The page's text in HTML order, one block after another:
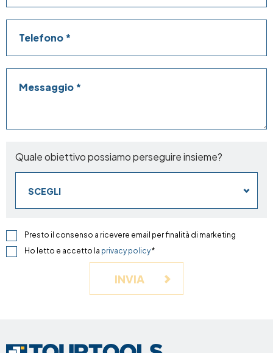
Quale obiettivo possiamo perseguire insieme?
SCEGLI
Presto il consenso a ricevere email per finalità di marketing
Ho letto e accetto la privacy policy*
INVIA